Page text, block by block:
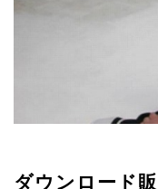
ダウンロード